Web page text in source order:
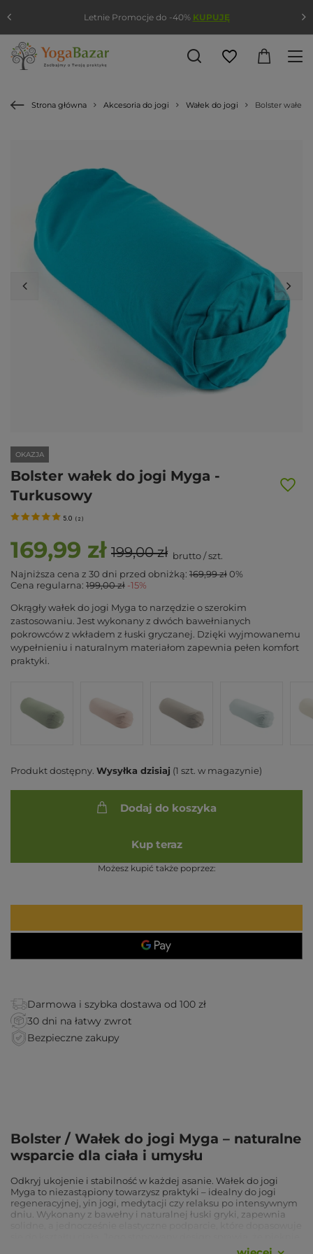
Strona główna Akcesoria do jogi Wałek do jogi Bolster wałek
OKAZJA
Bolster wałek do jogi Myga -
Turkusowy
5.0 ( 2 )
169,99 zł 199,00 zł brutto/szt.
Najniższa cena z 30 dni przed obniżką: 169,99 zł0%
Cena regularna: 199,00 zł -15%
Okrągły wałek do jogi Myga to narzędzie o szerokim
zastosowaniu. Jest wykonany z dwóch bawełnianych
pokrowców z wkładem z łuski gryczanej. Dzięki wyjmowanemu
wypełnieniu i naturalnym materiałom zapewnia pełen komfort
praktyki.
Produkt dostępny Wysyłka dzisiaj (1 szt. w magazynie)
Dodaj do koszyka
Kup teraz
Możesz kupić także poprzez:
Darmowa i szybka dostawa od 100 zł
30 dni na łatwy zwrot
Bezpieczne zakupy
Bolster / Wałek do jogi Myga – naturalne
wsparcie dla ciała i umysłu
Odkryj ukojenie i stabilność w każdej asanie. Wałek do jogi
Myga to niezastąpiony towarzysz praktyki – idealny do jogi
regeneracyjnej, yin jogi, medytacji czy relaksu po intensywnym
dniu. Wykonany z bawełny i naturalnej łuski gryki, zapewnia
prezentuje się w każdej przestrzeni – domowym studiu czy sali
Letnie Promocje do -40% KUPUJĘ